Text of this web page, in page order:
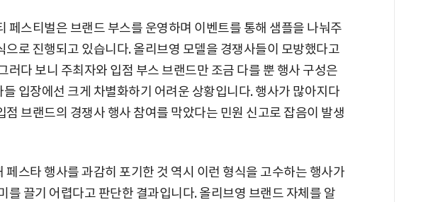
페스티벌은 브랜드 부스를 운영하며 이벤트를 통해 샘플을 나눠주
으로 진행되고 있습니다. 올리브영 모델을 경쟁사들이 모방했다고
러다 보니 주최자와 입점 부스 브랜드만 조금 다를 뿐 행사 구성은
입장에선 크게 차별화하기 어려운 상황입니다. 행사가 많아지다
점 브랜드의 경쟁사 행사 참여를 막았다는 민원 신고로 잡음이 발생
페스타 행사를 과감히 포기한 것 역시 이런 형식을 고수하는 행사가
를 끌기 어렵다고 판단한 결과입니다. 올리브영 브랜드 자체를 알